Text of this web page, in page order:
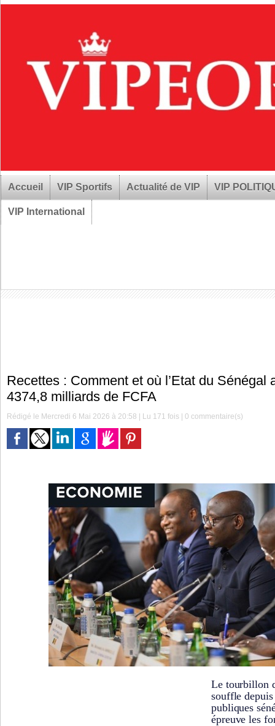
Accueil VIP Sportifs Actualité de VIP VIP
VIP International
Recettes : Comment et où l’Etat du Sénégal
4374,8 milliards de FCFA
Rédigé le Mercredi 6 Mai 2026 à 20:58 | Lu 171 fois |0 commentaire(s)
Le tourbillon
souffle
publiques
épreuve les